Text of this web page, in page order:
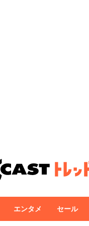
エンタメ セール